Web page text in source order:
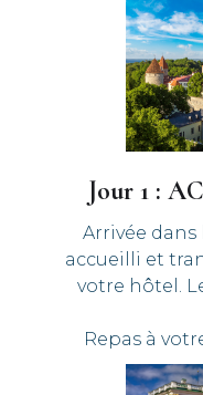
Jour 1 :
Arrivée dans
accueilli et
votre hôtel.
Repas à